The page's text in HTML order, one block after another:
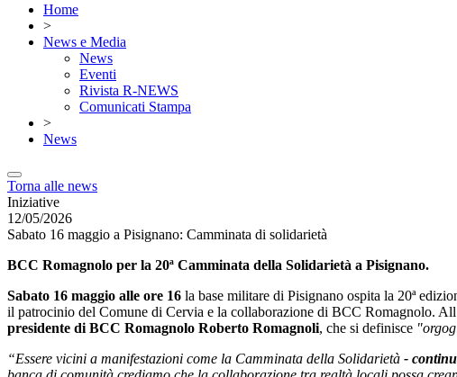
Home
>
News e Media
News
Eventi
Rivista R-NEWS
Comunicati Stampa
>
News
Torna alle news
Iniziative
12/05/2026
Sabato 16 maggio a Pisignano: Camminata di solidarietà
BCC Romagnolo per la 20ª Camminata della Solidarietà a Pisignano.
Sabato 16 maggio alle ore 16 la base militare di Pisignano ospita la 20ª
il patrocinio del Comune di Cervia e la collaborazione di BCC Romagnolo.
presidente di BCC Romagnolo Roberto Romagnoli, che si definisce
“Essere vicini a manifestazioni come la Camminata della Solidarietà -